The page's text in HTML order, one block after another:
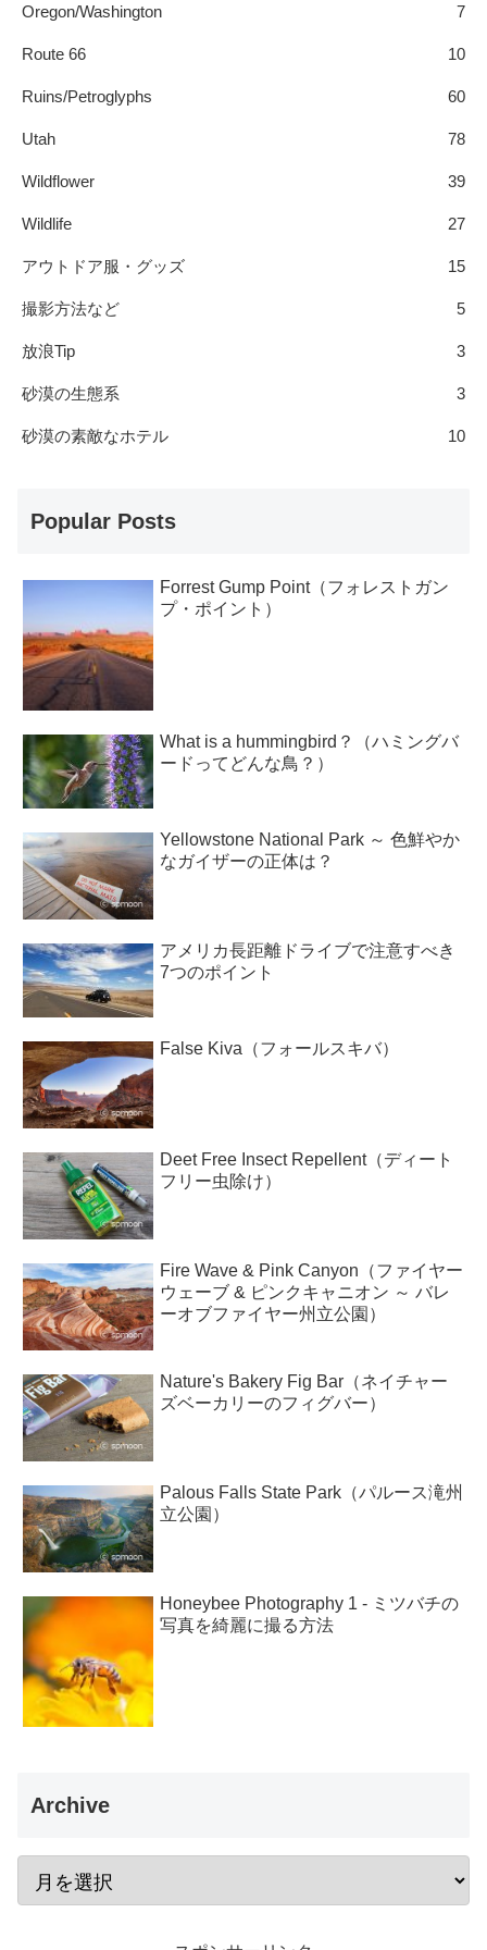
Oregon/Washington 7
Route 66 10
Ruins/Petroglyphs 60
Utah 78
Wildflower 39
Wildlife 27
アウトドア服・グッズ 15
撮影方法など 5
放浪Tip 3
砂漠の生態系 3
砂漠の素敵なホテル 10
Popular Posts
Forrest Gump Point（フォレストガン
プ・ポイント）
What is a hummingbird？（ハミングバ
ードってどんな鳥？）
Yellowstone National Park ～ 色鮮やか
なガイザーの正体は？
アメリカ長距離ドライブで注意すべき
7つのポイント
False Kiva（フォールスキバ）
Deet Free Insect Repellent（ディート
フリー虫除け）
Fire Wave & Pink Canyon（ファイヤー
ウェーブ & ピンクキャニオン ～ バレ
ーオブファイヤー州立公園）
Nature's Bakery Fig Bar（ネイチャー
ズベーカリーのフィグバー）
Palous Falls State Park（パルース滝州
立公園）
Honeybee Photography 1 - ミツバチの
写真を綺麗に撮る方法
Archive